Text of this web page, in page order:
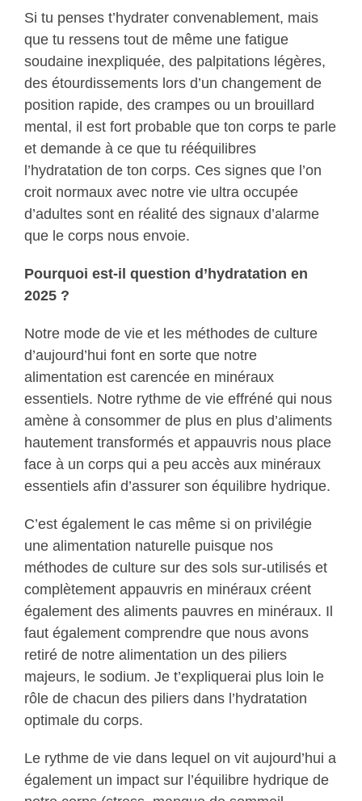
Si tu penses t’hydrater convenablement, mais
que tu ressens tout de même une fatigue
soudaine inexpliquée, des palpitations légères,
des étourdissements lors d’un changement de
position rapide, des crampes ou un brouillard
mental, il est fort probable que ton corps te parle
et demande à ce que tu rééquilibres
l’hydratation de ton corps. Ces signes que l’on
croit normaux avec notre vie ultra occupée
d’adultes sont en réalité des signaux d’alarme
que le corps nous envoie.
Pourquoi est-il question d’hydratation en
2025 ?
Notre mode de vie et les méthodes de culture
d’aujourd’hui font en sorte que notre
alimentation est carencée en minéraux
essentiels. Notre rythme de vie effréné qui nous
amène à consommer de plus en plus d’aliments
hautement transformés et appauvris nous place
face à un corps qui a peu accès aux minéraux
essentiels afin d’assurer son équilibre hydrique.
C’est également le cas même si on privilégie
une alimentation naturelle puisque nos
méthodes de culture sur des sols sur-utilisés et
complètement appauvris en minéraux créent
également des aliments pauvres en minéraux. Il
faut également comprendre que nous avons
retiré de notre alimentation un des piliers
majeurs, le sodium. Je t’expliquerai plus loin le
rôle de chacun des piliers dans l’hydratation
optimale du corps.
Le rythme de vie dans lequel on vit aujourd’hui a
également un impact sur l’équilibre hydrique de